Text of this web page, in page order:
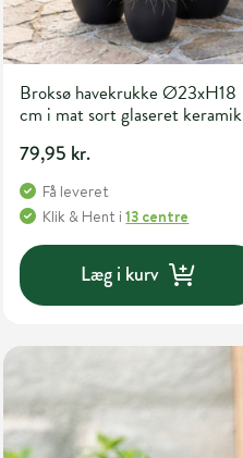
Broksø havekrukke Ø23xH18
cm i mat sort glaseret keramik
79,95 kr.
Få leveret
Klik & Hent i13 centre
Læg i kurv